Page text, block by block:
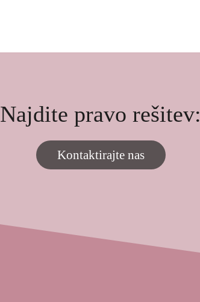
Najdite pravo rešitev:
Kontaktirajte nas